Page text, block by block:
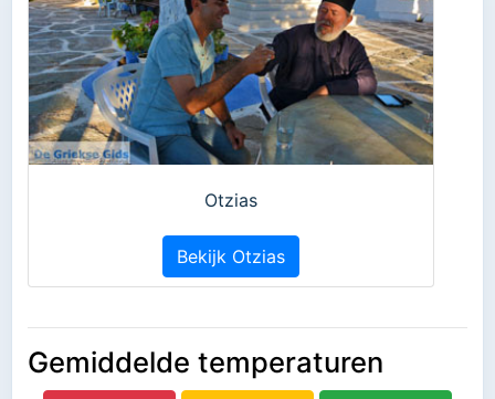
Otzias
Bekijk Otzias
Gemiddelde temperaturen